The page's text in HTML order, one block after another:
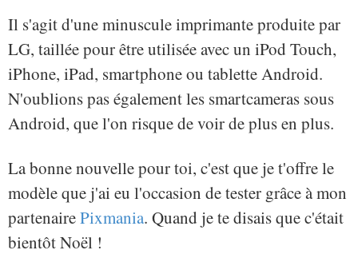
Il s'agit d'une minuscule imprimante produite par
LG, taillée pour être utilisée avec un iPod Touch,
iPhone, iPad, smartphone ou tablette Android.
N'oublions pas également les smartcameras sous
Android, que l'on risque de voir de plus en plus.
La bonne nouvelle pour toi, c'est que je t'offre le
modèle que j'ai eu l'occasion de tester grâce à mon
partenairePixmania. Quand je te disais que c'était
bientôt Noël !